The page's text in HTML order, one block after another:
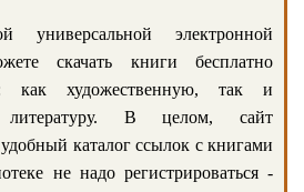
электронной
скачать книги бесплатно
как художественную, так и
литературу. В целом, сайт
удобный каталог ссылок с книгами
не надо регистрироваться -